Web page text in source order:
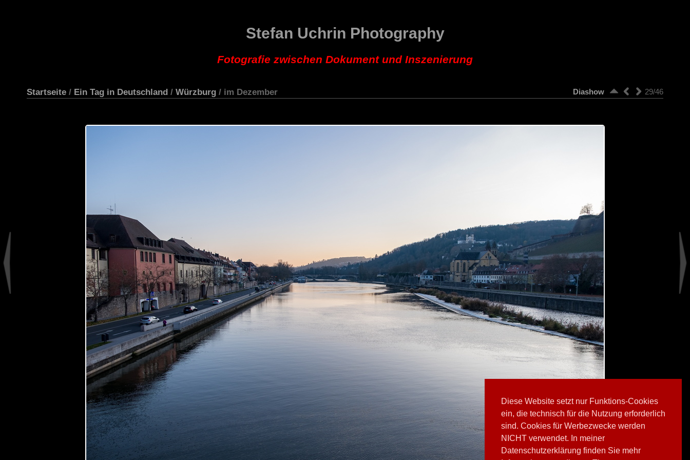
Diese Website setzt nur Funktions-Cookies
ein, die technisch für die Nutzung erforderlich
sind. Cookies für Werbezwecke werden
NICHT verwendet. In meiner
Datenschutzerklärung finden Sie mehr
Stefan Uchrin Photography
Fotografie zwischen Dokument und Inszenierung
Startseite / Ein Tag in Deutschland / Würzburg / im Dezember 29/46
Diashow